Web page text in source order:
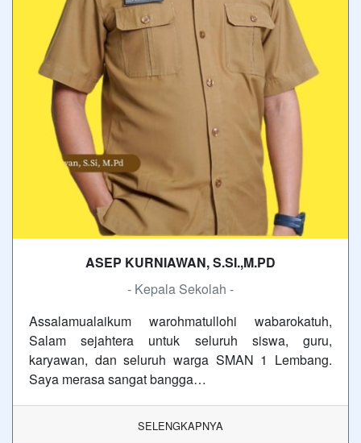
ASEP KURNIAWAN, S.SI.,M.PD
- Kepala Sekolah -
Assalamualaikum warohmatullohi wabarokatuh,
Salam sejahtera untuk seluruh siswa, guru,
karyawan, dan seluruh warga SMAN 1 Lembang.
Saya merasa sangat bangga…
SELENGKAPNYA